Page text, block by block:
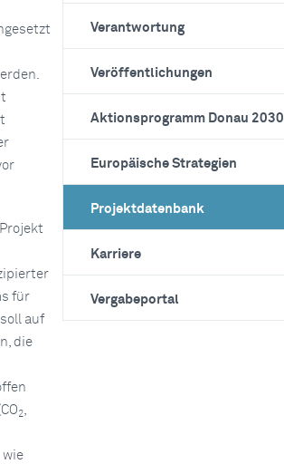
für
auf
die
2,
wie
Verantwortung
Veröffentlichungen
Aktionsprogramm Donau 2030
Europäische Strategien
Projektdatenbank
Karriere
Vergabeportal